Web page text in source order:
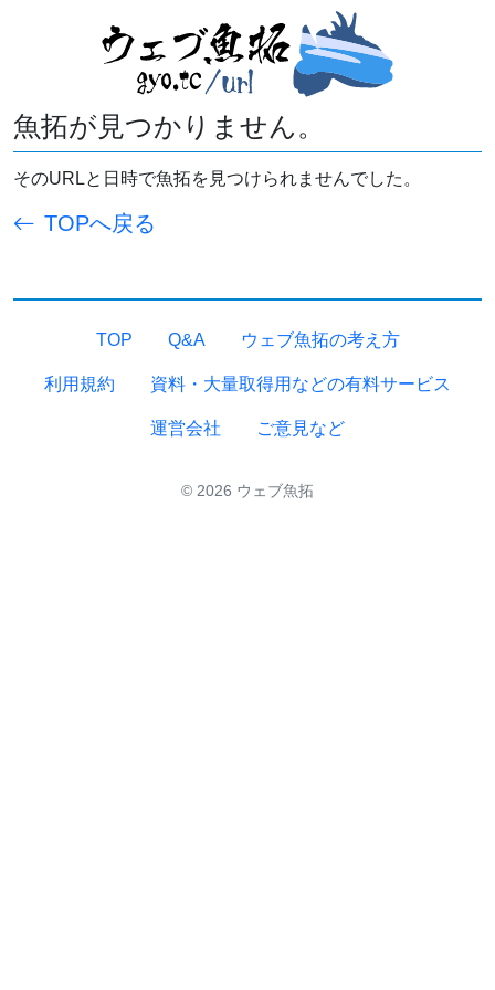
魚拓が見つかりません。
そのURLと日時で魚拓を見つけられませんでした。
TOPへ戻る
TOP Q&A ウェブ魚拓の考え方
利用規約 資料・大量取得用などの有料サービス
運営会社 ご意見など
© 2026 ウェブ魚拓